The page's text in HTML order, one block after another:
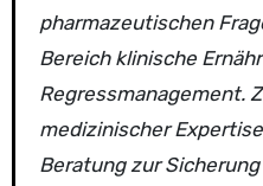
pharmazeutischen
Bereich klinische
Regressmanagement.
medizinischer
Beratung zur